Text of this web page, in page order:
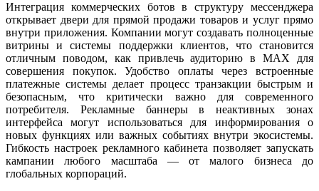
Интеграция коммерческих ботов в структуру мессенджера
открывает двери для прямой продажи товаров и услуг прямо
внутри приложения. Компании могут создавать полноценные
витрины и системы поддержки клиентов, что становится
отличным поводом, как привлечь аудиторию в MAX для
совершения покупок. Удобство оплаты через встроенные
платежные системы делает процесс транзакции быстрым и
безопасным, что критически важно для современного
потребителя. Рекламные баннеры в неактивных зонах
интерфейса могут использоваться для информирования о
новых функциях или важных событиях внутри экосистемы.
Гибкость настроек рекламного кабинета позволяет запускать
кампании любого масштаба — от малого бизнеса до
глобальных корпораций.